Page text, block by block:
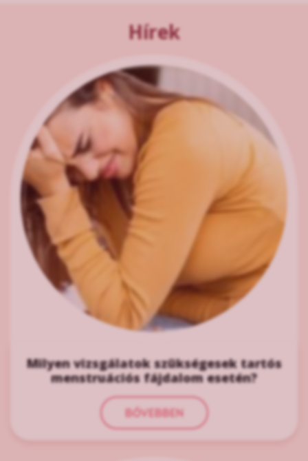
Hírek
Milyen vizsgálatok szükségesek tartós
menstruációs fájdalom esetén?
BŐVEBBEN